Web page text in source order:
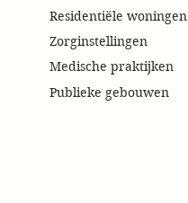
Residentiële woningen
Zorginstellingen
Medische praktijken
Publieke gebouwen